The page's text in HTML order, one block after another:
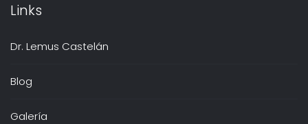
Links
Dr. Lemus Castelán
Blog
Galería